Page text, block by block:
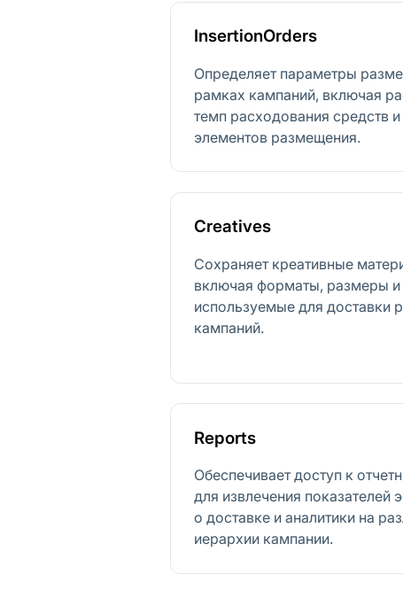
InsertionOrders
Определяет параметры
рамках кампаний, включая
темп расходования средств
элементов размещения.
Creatives
Сохраняет креативные
включая форматы, размеры и
используемые для доставки
кампаний.
Reports
Обеспечивает доступ к
для извлечения показателей
о доставке и аналитики на
иерархии кампании.